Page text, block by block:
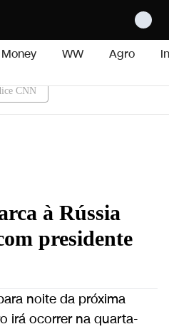
Money WW Agro
CNN
à Rússia
presidente
noite da próxima
irá ocorrer na quarta-